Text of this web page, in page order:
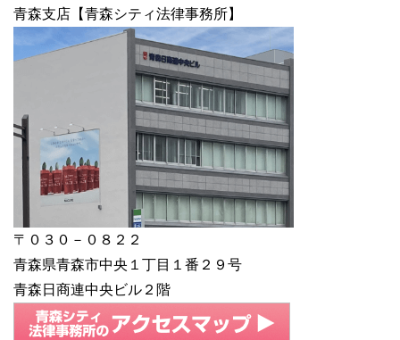
青森支店【青森シティ法律事務所】
〒０３０－０８２２
青森県青森市中央１丁目１番２９号
青森日商連中央ビル２階